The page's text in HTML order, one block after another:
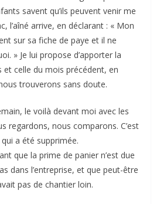
savent qu’ils peuvent venir me
l’aîné arrive, en déclarant : « Mon
sur sa fiche de paye et il ne
» Je lui propose d’apporter la
et celle du mois précédent, en
trouverons sans doute.
le voilà devant moi avec les
regardons, nous comparons. C’est
a été supprimée.
que la prime de panier n’est due
dans l’entreprise, et que peut-être
pas de chantier loin.